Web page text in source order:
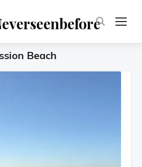
Beach